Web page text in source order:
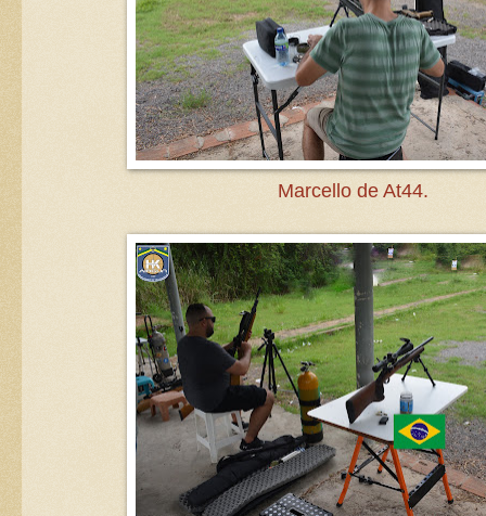
Marcello de At44.